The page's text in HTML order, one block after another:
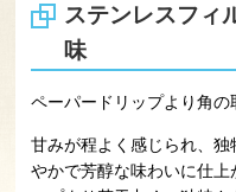
ステンレスフィ
味
ペーパードリップより角の
甘みが程よく感じられ、
やかで芳醇な味わいに仕